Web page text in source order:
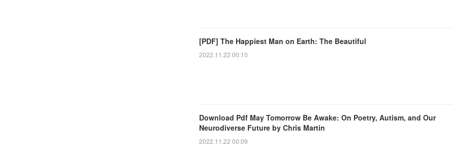
[PDF] The Happiest Man on Earth: The Beautiful
2022.11.22 00:10
Download Pdf May Tomorrow Be Awake: On Poetry, Autism, and Our
Neurodiverse Future by Chris Martin
2022.11.22 00:09